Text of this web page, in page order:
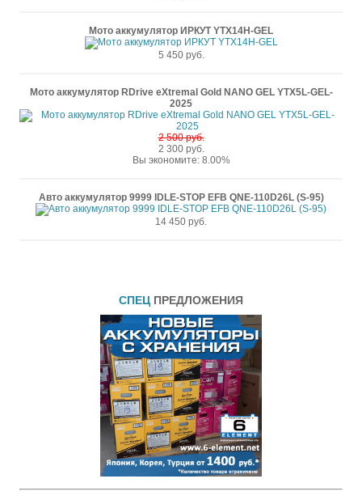
СПЕЦ ПРЕДЛОЖЕНИЯ
Мото аккумулятор ИРКУТ YTX14H-GEL
5 450 руб.
Мото аккумулятор RDrive eXtremal Gold NANO GEL YTX5L-GEL-
2025
2 500 руб.
2 300 руб.
Вы экономите: 8.00%
Авто аккумулятор 9999 IDLE-STOP EFB QNE-110D26L (S-95)
14 450 руб.